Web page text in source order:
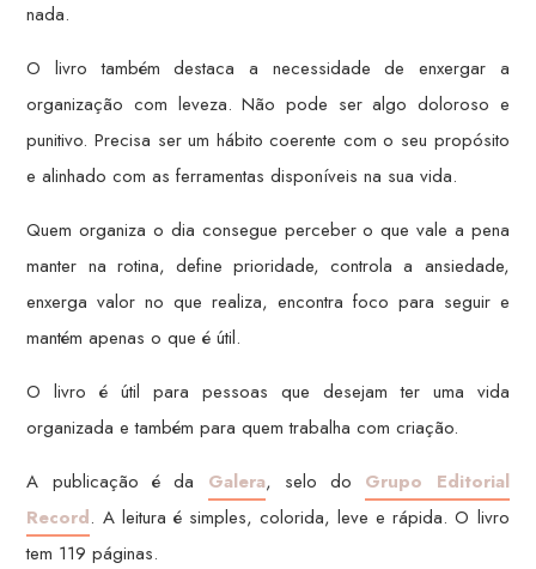
nada.
O livro também destaca a necessidade de enxergar a
organização com leveza. Não pode ser algo doloroso e
punitivo. Precisa ser um hábito coerente com o seu propósito
e alinhado com as ferramentas disponíveis na sua vida.
Quem organiza o dia consegue perceber o que vale a pena
manter na rotina, define prioridade, controla a ansiedade,
enxerga valor no que realiza, encontra foco para seguir e
mantém apenas o que é útil.
O livro é útil para pessoas que desejam ter uma vida
organizada e também para quem trabalha com criação.
A publicação é da Galera, selo do Grupo Editorial
Record. A leitura é simples, colorida, leve e rápida. O livro
tem 119 páginas.